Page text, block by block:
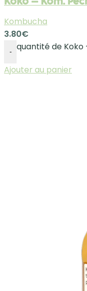
Kombucha
3.80€
- quantité de Koko
Ajouter au panier